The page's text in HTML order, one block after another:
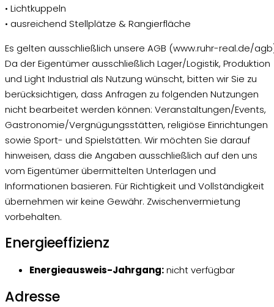
• Lichtkuppeln
• ausreichend Stellplätze & Rangierfläche
Es gelten ausschließlich unsere AGB (www.ruhr-real.de/
Da der Eigentümer ausschließlich Lager/Logistik, Produktion
und Light Industrial als Nutzung wünscht, bitten wir Sie zu
berücksichtigen, dass Anfragen zu folgenden Nutzungen
nicht bearbeitet werden können: Veranstaltungen/Events,
Gastronomie/Vergnügungsstätten, religiöse Einrichtungen
sowie Sport- und Spielstätten. Wir möchten Sie darauf
hinweisen, dass die Angaben ausschließlich auf den uns
vom Eigentümer übermittelten Unterlagen und
Informationen basieren. Für Richtigkeit und Vollständigkeit
übernehmen wir keine Gewähr. Zwischenvermietung
vorbehalten.
Energieeffizienz
Energieausweis-Jahrgang:nicht verfügbar
Adresse